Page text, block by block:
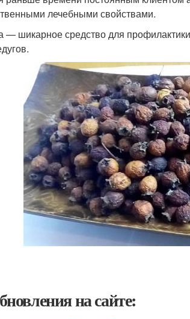
лечебными свойствами.
шикарное средство для
на сайте: